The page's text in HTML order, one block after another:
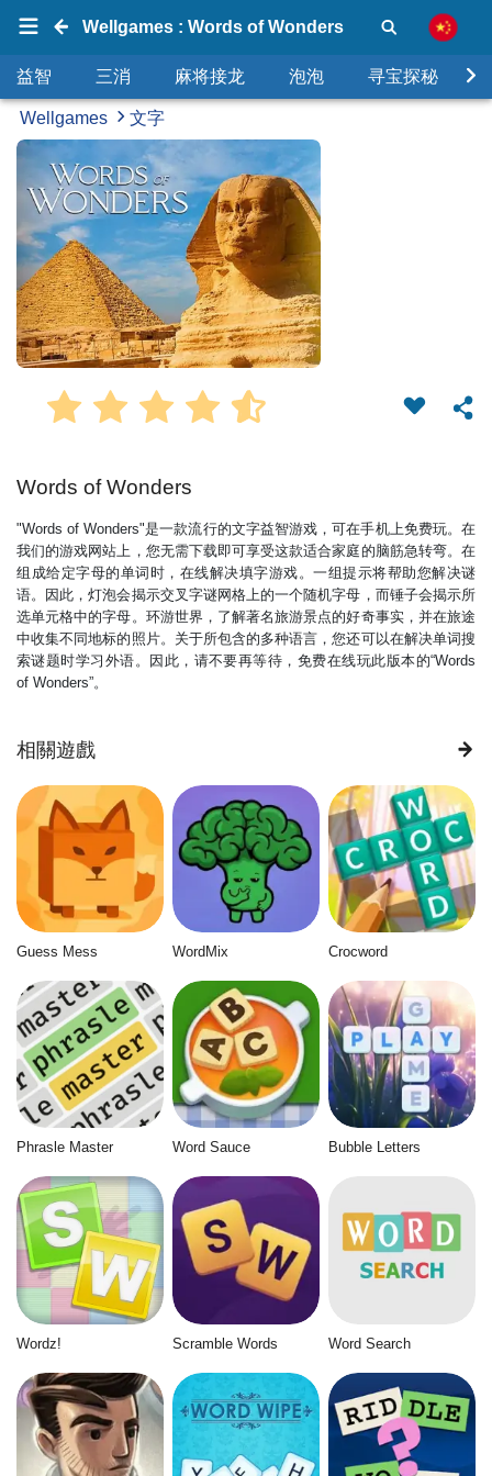
Wellgames : Words of Wonders
益智 三消 麻将接龙 泡泡 寻宝探秘
Wellgames 文字
Words of Wonders
"Words of Wonders"是一款流行的文字益智游戏，可在手机上免费玩。在
我们的游戏网站上，您无需下载即可享受这款适合家庭的脑筋急转弯。在
组成给定字母的单词时，在线解决填字游戏。一组提示将帮助您解决谜
语。因此，灯泡会揭示交叉字谜网格上的一个随机字母，而锤子会揭示所
选单元格中的字母。环游世界，了解著名旅游景点的好奇事实，并在旅途
中收集不同地标的照片。关于所包含的多种语言，您还可以在解决单词搜
索谜题时学习外语。因此，请不要再等待，免费在线玩此版本的“Words
of Wonders”。
相關遊戲
Guess Mess WordMix Crocword
Phrasle Master Word Sauce Bubble Letters
Wordz! Scramble Words Word Search